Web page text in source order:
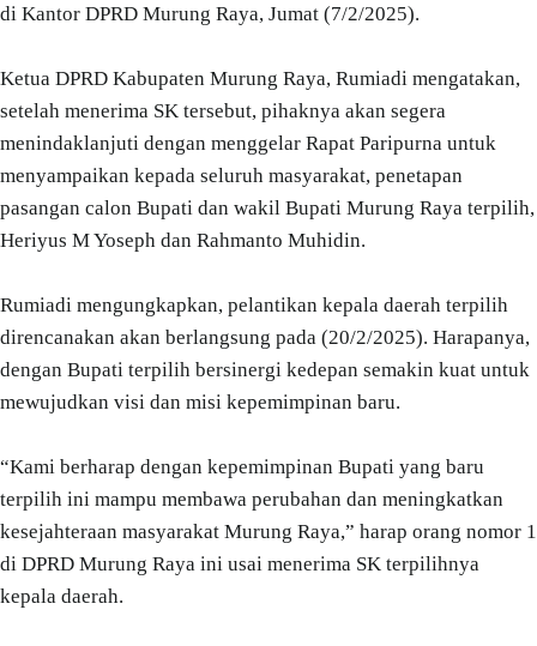
di Kantor DPRD Murung Raya, Jumat (7/2/2025).
Ketua DPRD Kabupaten Murung Raya, Rumiadi mengatakan,
setelah menerima SK tersebut, pihaknya akan segera
menindaklanjuti dengan menggelar Rapat Paripurna untuk
menyampaikan kepada seluruh masyarakat, penetapan
pasangan calon Bupati dan wakil Bupati Murung Raya terpilih,
Heriyus M Yoseph dan Rahmanto Muhidin.
Rumiadi mengungkapkan, pelantikan kepala daerah terpilih
direncanakan akan berlangsung pada (20/2/2025). Harapanya,
dengan Bupati terpilih bersinergi kedepan semakin kuat untuk
mewujudkan visi dan misi kepemimpinan baru.
“Kami berharap dengan kepemimpinan Bupati yang baru
terpilih ini mampu membawa perubahan dan meningkatkan
kesejahteraan masyarakat Murung Raya,” harap orang nomor 1
di DPRD Murung Raya ini usai menerima SK terpilihnya
kepala daerah.